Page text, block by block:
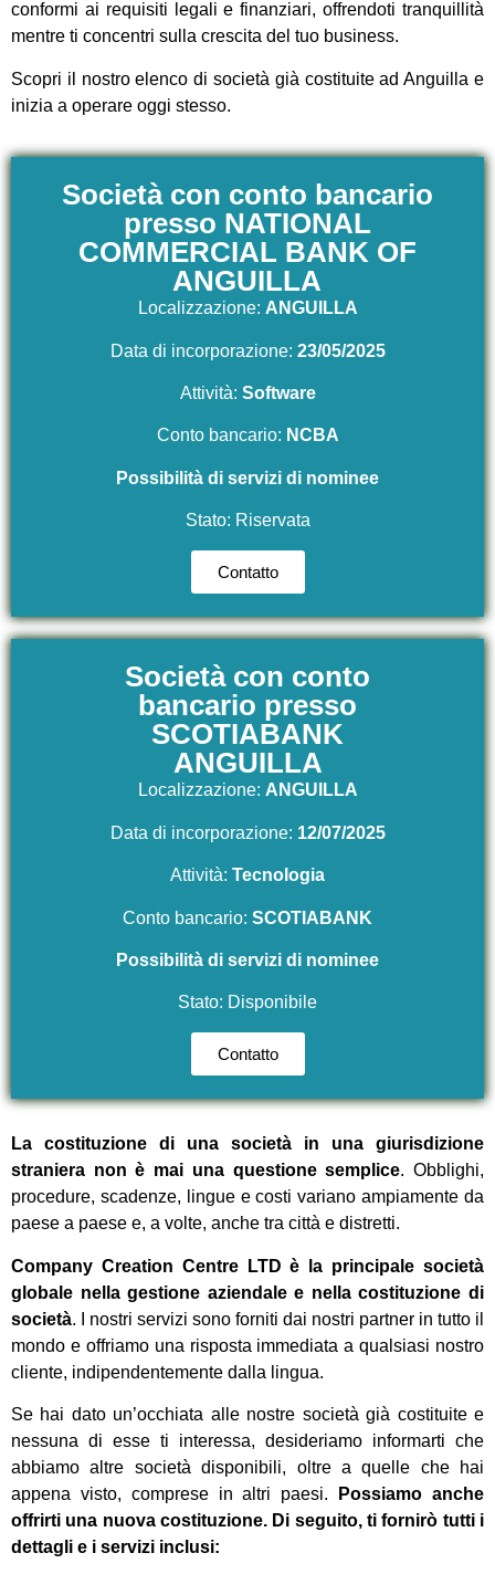
conformi ai requisiti legali e finanziari, offrendoti tranquillità
mentre ti concentri sulla crescita del tuo business.
Scopri il nostro elenco di società già costituite ad Anguilla e
inizia a operare oggi stesso.
Società con conto bancario
presso NATIONAL
COMMERCIAL BANK OF
ANGUILLA
Localizzazione: ANGUILLA
Data di incorporazione: 23/05/2025
Attività: Software
Conto bancario: NCBA
Possibilità di servizi di nominee
Stato: Riservata
Contatto
Società con conto
bancario presso
SCOTIABANK
ANGUILLA
Localizzazione: ANGUILLA
Data di incorporazione: 12/07/2025
Attività: Tecnologia
Conto bancario: SCOTIABANK
Possibilità di servizi di nominee
Stato: Disponibile
Contatto
La costituzione di una società in una giurisdizione
straniera non è mai una questione semplice. Obblighi,
procedure, scadenze, lingue e costi variano ampiamente da
paese a paese e, a volte, anche tra città e distretti.
Company Creation Centre LTD è la principale società
globale nella gestione aziendale e nella costituzione di
società. I nostri servizi sono forniti dai nostri partner in tutto il
mondo e offriamo una risposta immediata a qualsiasi nostro
cliente, indipendentemente dalla lingua.
Se hai dato un’occhiata alle nostre società già costituite e
nessuna di esse ti interessa, desideriamo informarti che
abbiamo altre società disponibili, oltre a quelle che hai
appena visto, comprese in altri paesi.
Possiamo anche
offrirti una nuova costituzione. Di seguito, ti fornirò tutti i
dettagli e i servizi inclusi: